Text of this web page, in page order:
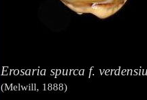
Erosaria spurca f.
(Melwill, 1888)